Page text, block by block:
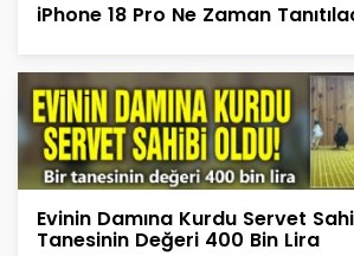
iPhone 18 Pro Ne Zaman
Evinin Damına Kurdu Servet
Tanesinin Değeri 400 Bin Lira